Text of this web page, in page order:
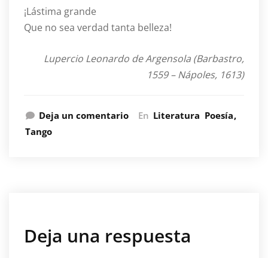
¡Lástima grande
Que no sea verdad tanta belleza!
Lupercio Leonardo de Argensola (Barbastro,
1559 – Nápoles, 1613)
Deja un comentario En Literatura Poesía
Tango
Deja una respuesta